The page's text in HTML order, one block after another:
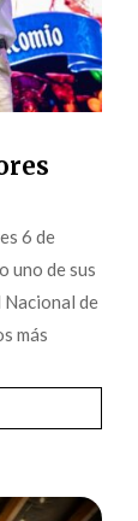
6 de
uno de sus
de
más